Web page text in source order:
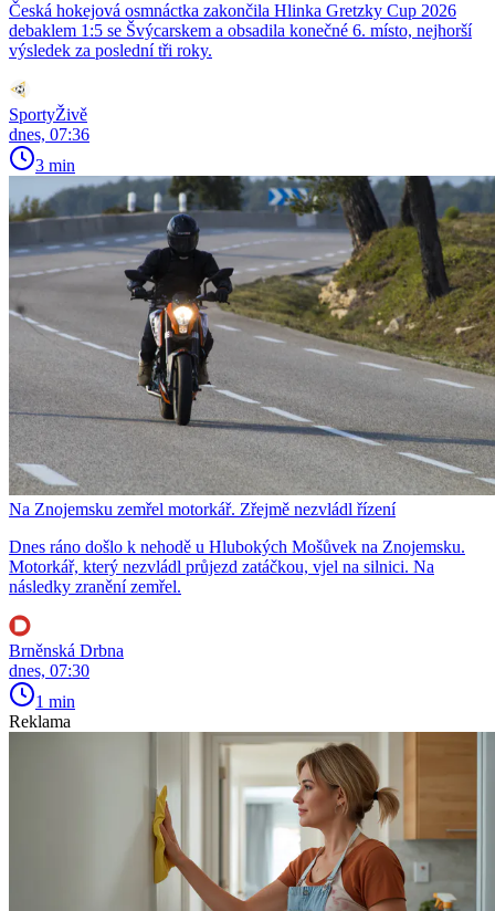
Česká hokejová osmnáctka zakončila Hlinka Gretzky Cup 2026
debaklem 1:5 se Švýcarskem a obsadila konečné 6. místo, nejhorší
výsledek za poslední tři roky.
SportyŽivě
dnes, 07:36
3 min
Na Znojemsku zemřel motorkář. Zřejmě nezvládl řízení
Dnes ráno došlo k nehodě u Hlubokých Mošůvek na Znojemsku.
Motorkář, který nezvládl průjezd zatáčkou, vjel na silnici. Na
následky zranění zemřel.
Brněnská Drbna
dnes, 07:30
1 min
Reklama